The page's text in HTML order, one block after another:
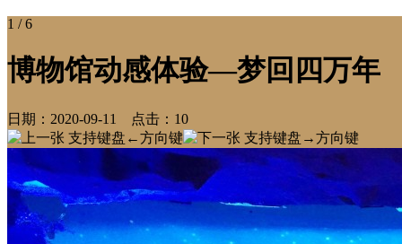
1 / 6
博物馆动感体验—梦回四万年
日期： 2020-09-11 点击： 10